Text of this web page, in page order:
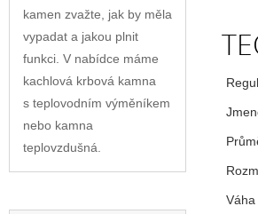
Váha
kamen zvažte, jak by měla
vypadat a jakou plnit
funkci. V nabídce máme
kachlová krbová kamna
s teplovodním výměníkem
nebo kamna
teplovzdušná.